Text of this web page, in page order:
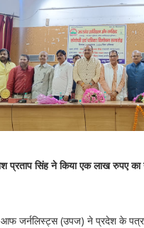
प्रताप सिंह ने किया एक लाख रुपए का
आफ जर्नलिस्ट्स (उपज) ने प्रदेश के